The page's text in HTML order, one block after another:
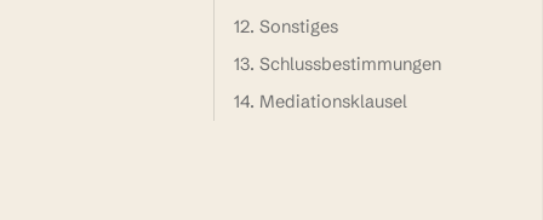
12. Sonstiges
13. Schlussbestimmungen
14. Mediationsklausel